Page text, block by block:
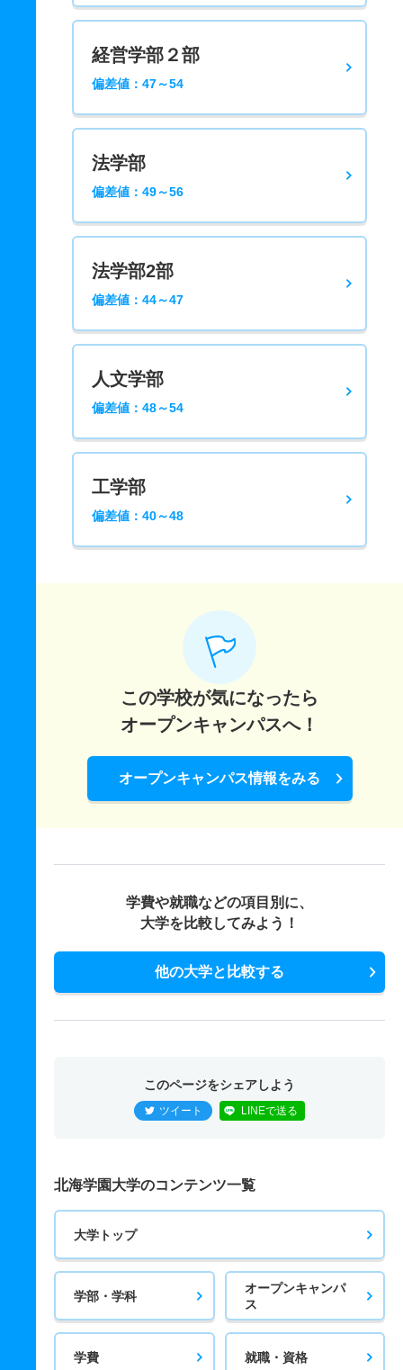
経営学部２部
偏差値：47～54
法学部
偏差値：49～56
法学部2部
偏差値：44～47
人文学部
偏差値：48～54
工学部
偏差値：40～48
この学校が気になったら
オープンキャンパスへ！
オープンキャンパス情報をみる
学費や就職などの項目別に、
大学を比較してみよう！
他の大学と比較する
このページをシェアしよう
ツイート LINEで送る
北海学園大学のコンテンツ一覧
大学トップ
学部・学科
オープンキャンパ
ス
学費 就職・資格